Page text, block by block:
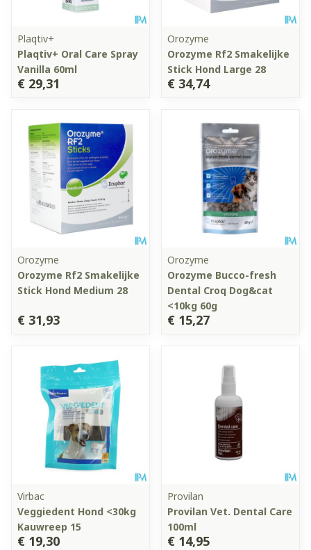
Plaqtiv+
Plaqtiv+ Oral Care Spray
Vanilla 60ml
€ 29,31
Orozyme
Orozyme Rf2 Smakelijke
Stick Hond Large 28
€ 34,74
Orozyme
Orozyme Rf2 Smakelijke
Stick Hond Medium 28
€ 31,93
Orozyme
Orozyme Bucco-fresh
Dental Croq Dog&cat
<10kg 60g
€ 15,27
Virbac
Veggiedent Hond <30kg
Kauwreep 15
€ 19,30
Provilan
Provilan Vet. Dental Care
100ml
€ 14,95